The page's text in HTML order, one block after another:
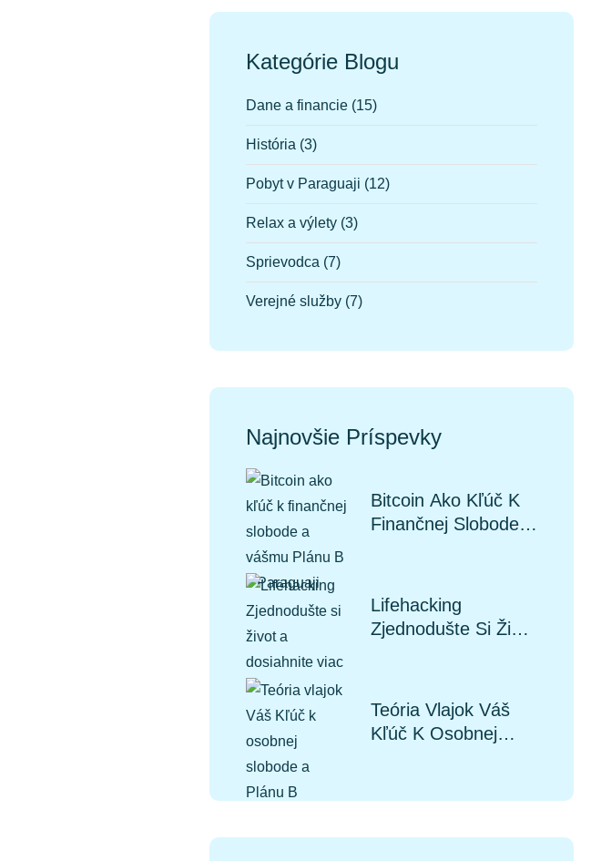
Kategórie Blogu
Dane a financie (15)
História (3)
Pobyt v Paraguaji (12)
Relax a výlety (3)
Sprievodca (7)
Verejné služby (7)
Najnovšie Príspevky
Bitcoin Ako Kľúč K
Finančnej Slobode A
Lifehacking
Zjednodušte Si Život
Teória Vlajok Váš
Kľúč K Osobnej